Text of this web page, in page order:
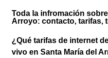
Toda la infromación
Arroyo: contacto, tarifas,
¿Qué tarifas de internet
vivo en Santa María del